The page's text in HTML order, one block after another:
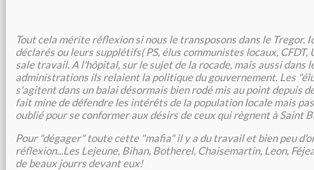
Tout cela mérite réflexion si nous le transposons dans le Tregor.
déclarés ou leurs supplétifs( PS, élus communistes locaux,
sale travail. A l'hôpital, sur le sujet de la rocade, mais aussi dans
administrations ils relaient la politique du gouvernement. Les
s'agitent dans un balai désormais bien rodé mis au point depuis
fait mine de défendre les intérêts de la population locale mais
oublié pour se conformer aux désirs de ceux qui règnent à Saint
Pour "dégager" toute cette "mafia" il y a du travail et bien peu
réflexion...Les Lejeune, Bihan, Botherel, Chaisemartin, Leon,
de beaux jourrs devant eux!